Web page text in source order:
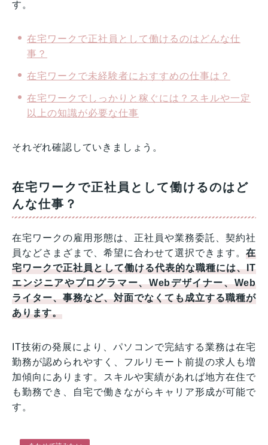
す。
在宅ワークで正社員として働けるのはどんな仕
事？
在宅ワークで未経験者におすすめの仕事は？
在宅ワークでしっかりと稼ぐには？スキルや一定
以上の知識が必要な仕事
それぞれ確認していきましょう。
在宅ワークで正社員として働けるのはど
んな仕事？
在宅ワークの雇用形態は、正社員や業務委託、契約社
員などさまざまで、希望に合わせて選択できます。在
宅ワークで正社員として働ける代表的な職種には、IT
エンジニアやプログラマー、Webデザイナー、Web
ライター、事務など、対面でなくても成立する職種が
あります。
IT技術の発展により、パソコンで完結する業務は在宅
勤務が認められやすく、フルリモート前提の求人も増
加傾向にあります。スキルや実績があれば地方在住で
も勤務でき、自宅で働きながらキャリア形成が可能で
す。